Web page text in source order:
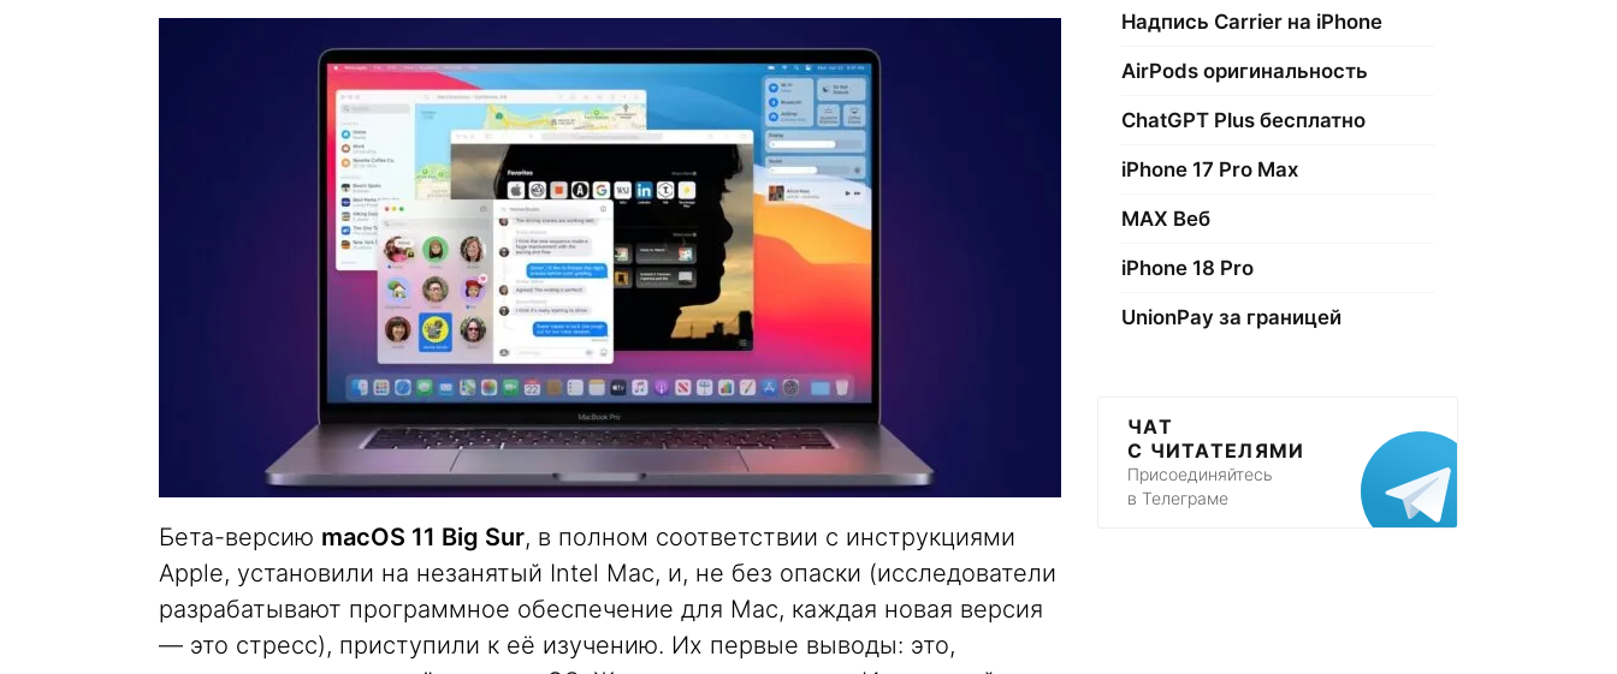
Бета-версию macOS 11 Big Sur, в полном соответствии с инструкциями
Apple, установили на незанятый Intel Mac, и, не без опаски (исследователи
разрабатывают программное обеспечение для Mac, каждая новая версия
— это стресс), приступили к её изучению. Их первые выводы: это,
Надпись Carrier на iPhone
AirPods оригинальность
ChatGPT Plus бесплатно
iPhone 17 Pro Max
МАХ Веб
iPhone 18 Pro
UnionPay за границей
ЧАТ
С ЧИТАТЕЛЯМИ
Присоединяйтесь
в Телеграме